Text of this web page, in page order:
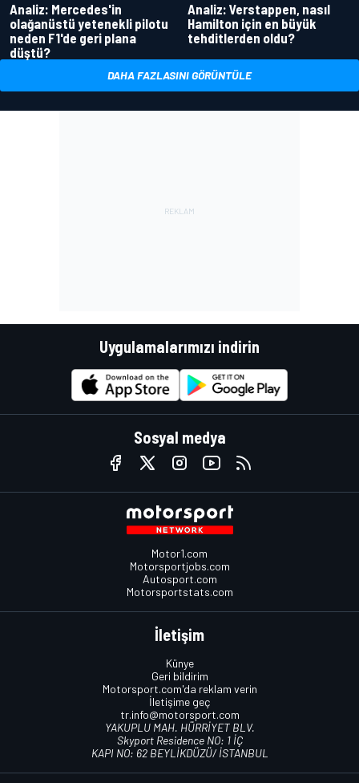
Analiz: Mercedes'in
olağanüstü yetenekli pilotu
neden F1'de geri plana
düştü?
Analiz: Verstappen, nasıl
Hamilton için en büyük
tehditlerden oldu?
DAHA FAZLASINI GÖRÜNTÜLE
Uygulamalarımızı indirin
Sosyal medya
Motor1.com
Motorsportjobs.com
Autosport.com
Motorsportstats.com
İletişim
Künye
Geri bildirim
Motorsport.com'da reklam verin
İletişime geç
tr.info@motorsport.com
YAKUPLU MAH. HÜRRİYET BLV.
Skyport Residence NO: 1 İÇ
KAPI NO: 62 BEYLİKDÜZÜ/ İSTANBUL